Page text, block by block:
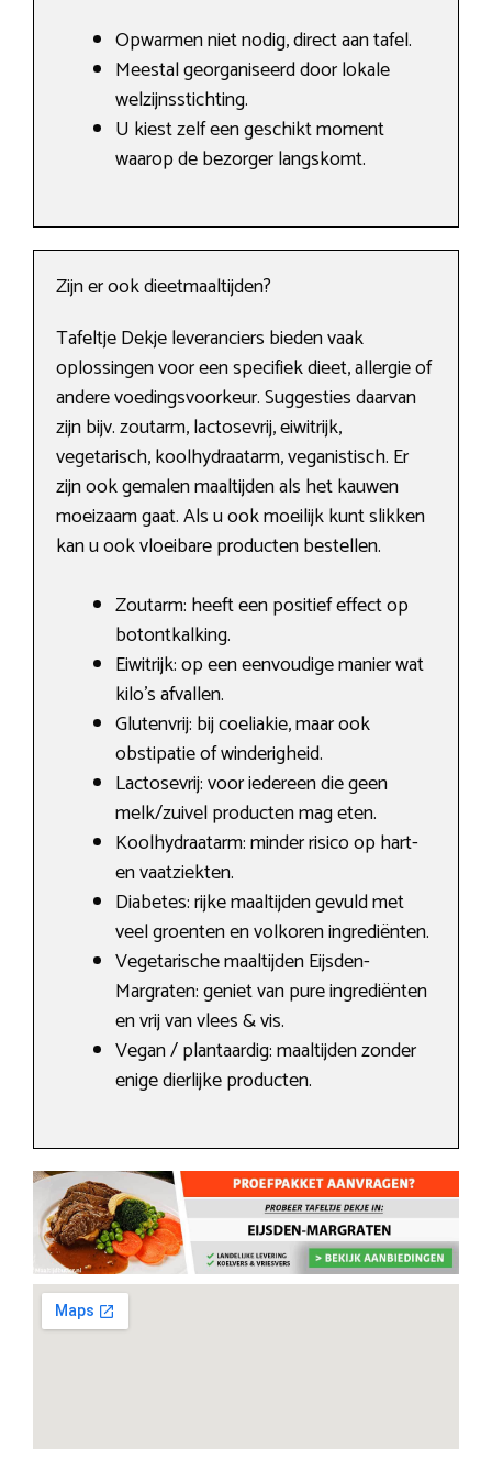
Opwarmen niet nodig, direct aan tafel.
Meestal georganiseerd door lokale
welzijnsstichting.
U kiest zelf een geschikt moment
waarop de bezorger langskomt.
Zijn er ook dieetmaaltijden?
Tafeltje Dekje leveranciers bieden vaak
oplossingen voor een specifiek dieet, allergie of
andere voedingsvoorkeur. Suggesties daarvan
zijn bijv. zoutarm, lactosevrij, eiwitrijk,
vegetarisch, koolhydraatarm, veganistisch. Er
zijn ook gemalen maaltijden als het kauwen
moeizaam gaat. Als u ook moeilijk kunt slikken
kan u ook vloeibare producten bestellen.
Zoutarm: heeft een positief effect op
botontkalking.
Eiwitrijk: op een eenvoudige manier wat
kilo’s afvallen.
Glutenvrij: bij coeliakie, maar ook
obstipatie of winderigheid.
Lactosevrij: voor iedereen die geen
melk/zuivel producten mag eten.
Koolhydraatarm: minder risico op hart-
en vaatziekten.
Diabetes: rijke maaltijden gevuld met
veel groenten en volkoren ingrediënten.
Vegetarische maaltijden Eijsden-
Margraten: geniet van pure ingrediënten
en vrij van vlees & vis.
Vegan / plantaardig: maaltijden zonder
enige dierlijke producten.